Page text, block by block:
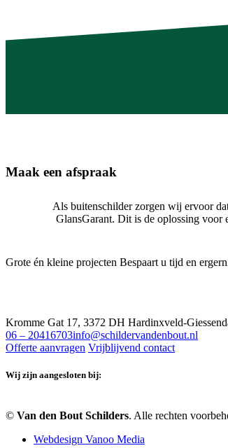
Maak een afspraak
Als buitenschilder zorgen wij ervoor
GlansGarant. Dit is de oplossing voor
Grote én kleine projecten Bespaart u tijd en
Kromme Gat 17, 3372 DH Hardinxveld-
06 – 20416703info@schildervandenbout.nl
Offerte aanvragen Vrijblijvend contact
Wij zijn aangesloten bij:
© Van den Bout Schilders. Alle rechten
Webdesign Vanoo Media